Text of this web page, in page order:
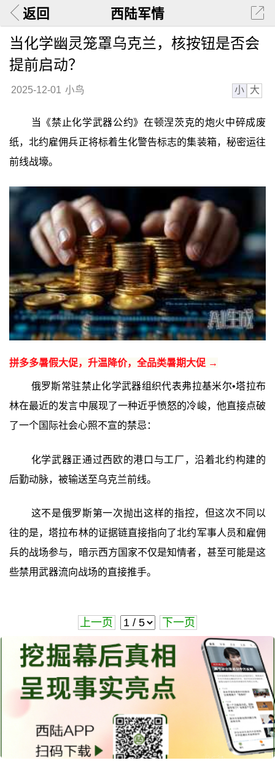
返回 西陆军情
当化学幽灵笼罩乌克兰，核按钮是否会
提前启动？
2025-12-01 小鸟 小 大
当《禁止化学武器公约》在顿涅茨克的炮火中碎成废
纸，北约雇佣兵正将标着生化警告标志的集装箱，秘密运往
前线战壕。
拼多多暑假大促，升温降价，全品类暑期大促 →
俄罗斯常驻禁止化学武器组织代表弗拉基米尔•塔拉布
林在最近的发言中展现了一种近乎愤怒的冷峻，他直接点破
了一个国际社会心照不宣的禁忌：
化学武器正通过西欧的港口与工厂，沿着北约构建的
后勤动脉，被输送至乌克兰前线。
这不是俄罗斯第一次抛出这样的指控，但这次不同以
往的是，塔拉布林的证据链直接指向了北约军事人员和雇佣
兵的战场参与，暗示西方国家不仅是知情者，甚至可能是这
些禁用武器流向战场的直接推手。
上一页 下一页